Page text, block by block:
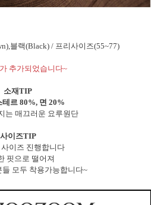
블랙(Black) / 프리사이즈(55~77)
추가되었습니다~
소재TIP
테르 80%, 면 20%
는 매끄러운 요루원단
사이즈TIP
사이즈 진행합니다
핏으로 떨어져
들 모두 착용가능합니다~